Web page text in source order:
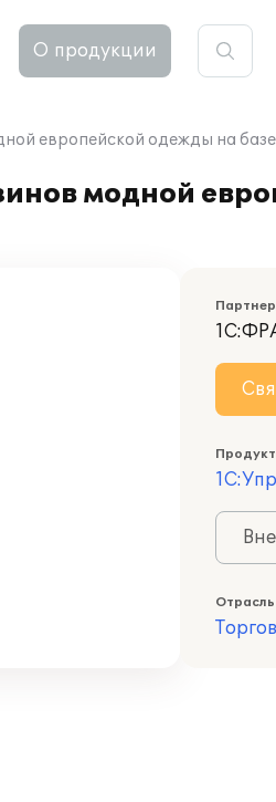
О продукции
европейской одежды на
модной
Продукт